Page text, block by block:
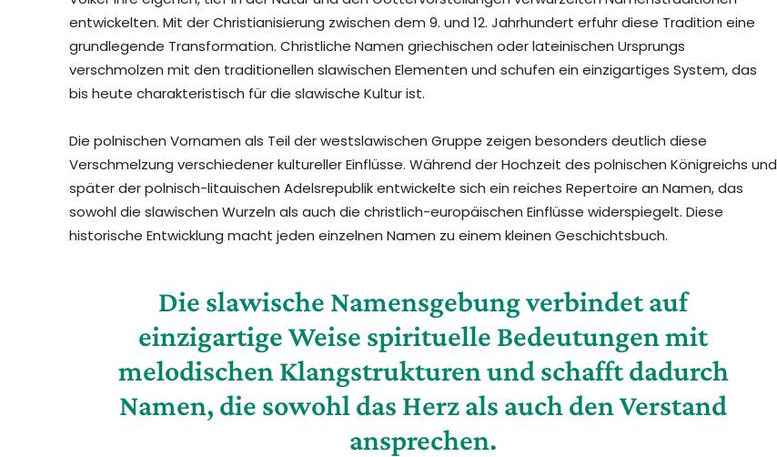
entwickelten. Mit der Christianisierung zwischen dem 9. und 12. Jahrhundert erfuhr diese Tradition eine
grundlegende Transformation. Christliche Namen griechischen oder lateinischen Ursprungs
verschmolzen mit den traditionellen slawischen Elementen und schufen ein einzigartiges System, das
bis heute charakteristisch für die slawische Kultur ist.
Die polnischen Vornamen als Teil der westslawischen Gruppe zeigen besonders deutlich diese
Verschmelzung verschiedener kultureller Einflüsse. Während der Hochzeit des polnischen Königreichs und
später der polnisch-litauischen Adelsrepublik entwickelte sich ein reiches Repertoire an Namen, das
sowohl die slawischen Wurzeln als auch die christlich-europäischen Einflüsse widerspiegelt. Diese
historische Entwicklung macht jeden einzelnen Namen zu einem kleinen Geschichtsbuch.
Die slawische Namensgebung verbindet auf
einzigartige Weise spirituelle Bedeutungen mit
melodischen Klangstrukturen und schafft dadurch
Namen, die sowohl das Herz als auch den Verstand
ansprechen.